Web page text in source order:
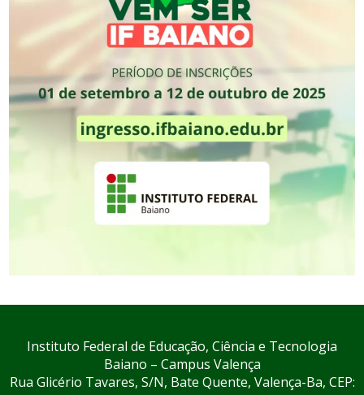
Instituto Federal de Educação, Ciência e Tecnologia
Baiano – Campus Valença
Rua Glicério Tavares, S/N, Bate Quente, Valença-Ba, CEP: